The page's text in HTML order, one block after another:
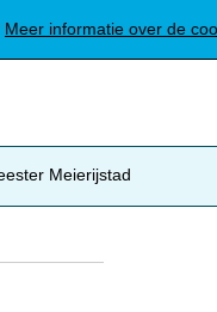
Meer informatie over de
Mijn Meierijstad
Meierijstad